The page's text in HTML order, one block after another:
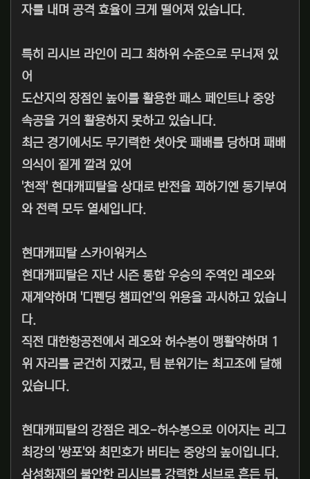
자를 내며 공격 효율이 크게 떨어져 있습니다.
특히 리시브 라인이 리그 최하위 수준으로 무너져 있
어
도산지의 장점인 높이를 활용한 패스 페인트나 중앙
속공을 거의 활용하지 못하고 있습니다.
최근 경기에서도 무기력한 셧아웃 패배를 당하며 패배
의식이 짙게 깔려 있어
'천적' 현대캐피탈을 상대로 반전을 꾀하기엔 동기부여
와 전력 모두 열세입니다.
현대캐피탈 스카이워커스
현대캐피탈은 지난 시즌 통합 우승의 주역인 레오와
재계약하며 '디펜딩 챔피언'의 위용을 과시하고 있습니
다.
직전 대한항공전에서 레오와 허수봉이 맹활약하며 1
위 자리를 굳건히 지켰고, 팀 분위기는 최고조에 달해
있습니다.
현대캐피탈의 강점은 레오-허수봉으로 이어지는 리그
최강의 '쌍포'와 최민호가 버티는 중앙의 높이입니다.
삼성화재의 불안한 리시브를 강력한 서브로 흔든 뒤,